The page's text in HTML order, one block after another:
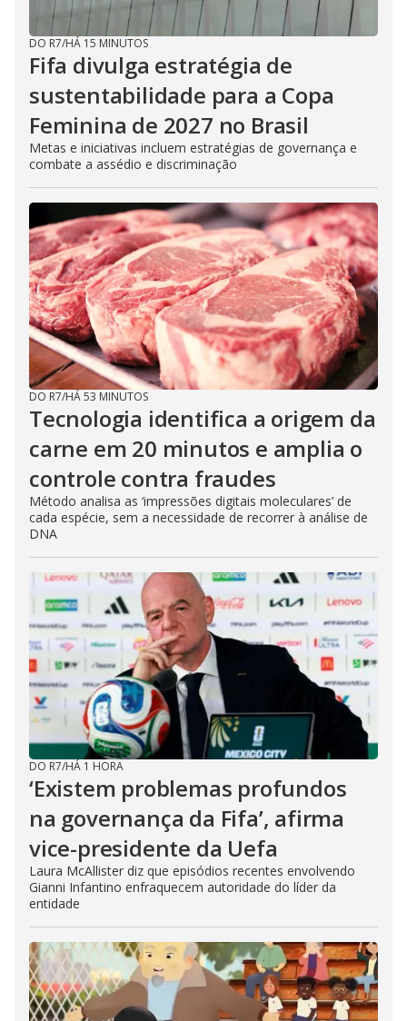
DO R7/HÁ 15 MINUTOS
Fifa divulga estratégia de
sustentabilidade para a Copa
Feminina de 2027 no Brasil
Metas e iniciativas incluem estratégias de governança e
combate a assédio e discriminação
DO R7/HÁ 53 MINUTOS
Tecnologia identifica a origem da
carne em 20 minutos e amplia o
controle contra fraudes
Método analisa as ‘impressões digitais moleculares’ de
cada espécie, sem a necessidade de recorrer à análise de
DNA
DO R7/HÁ 1 HORA
‘Existem problemas profundos
na governança da Fifa’, afirma
vice-presidente da Uefa
Laura McAllister diz que episódios recentes envolvendo
Gianni Infantino enfraquecem autoridade do líder da
entidade